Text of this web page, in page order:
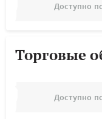
Доступно
Торговые
Доступно